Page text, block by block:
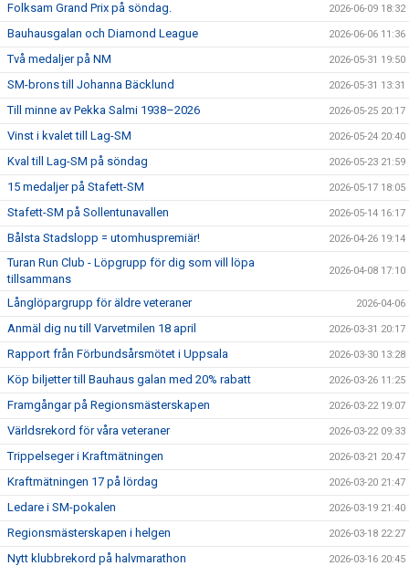
Folksam Grand Prix på söndag. 2026-06-09 18:32
Bauhausgalan och Diamond League 2026-06-06 11:36
Två medaljer på NM 2026-05-31 19:50
SM-brons till Johanna Bäcklund 2026-05-31 13:31
Till minne av Pekka Salmi 1938–2026 2026-05-25 20:17
Vinst i kvalet till Lag-SM 2026-05-24 20:40
Kval till Lag-SM på söndag 2026-05-23 21:59
15 medaljer på Stafett-SM 2026-05-17 18:05
Stafett-SM på Sollentunavallen 2026-05-14 16:17
Bålsta Stadslopp = utomhuspremiär! 2026-04-26 19:14
Turan Run Club - Löpgrupp för dig som vill löpa
tillsammans
2026-04-08 17:10
Långlöpargrupp för äldre veteraner 2026-04-06
Anmäl dig nu till Varvetmilen 18 april 2026-03-31 20:17
Rapport från Förbundsårsmötet i Uppsala 2026-03-30 13:28
Köp biljetter till Bauhaus galan med 20% rabatt 2026-03-26 11:25
Framgångar på Regionsmästerskapen 2026-03-22 19:07
Världsrekord för våra veteraner 2026-03-22 09:33
Trippelseger i Kraftmätningen 2026-03-21 20:47
Kraftmätningen 17 på lördag 2026-03-20 21:47
Ledare i SM-pokalen 2026-03-19 21:40
Regionsmästerskapen i helgen 2026-03-18 22:27
Nytt klubbrekord på halvmarathon 2026-03-16 20:45